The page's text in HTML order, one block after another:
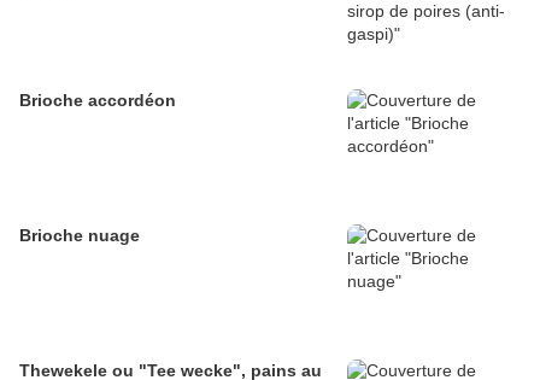
Brioche accordéon
Brioche nuage
Thewekele ou "Tee wecke", pains au